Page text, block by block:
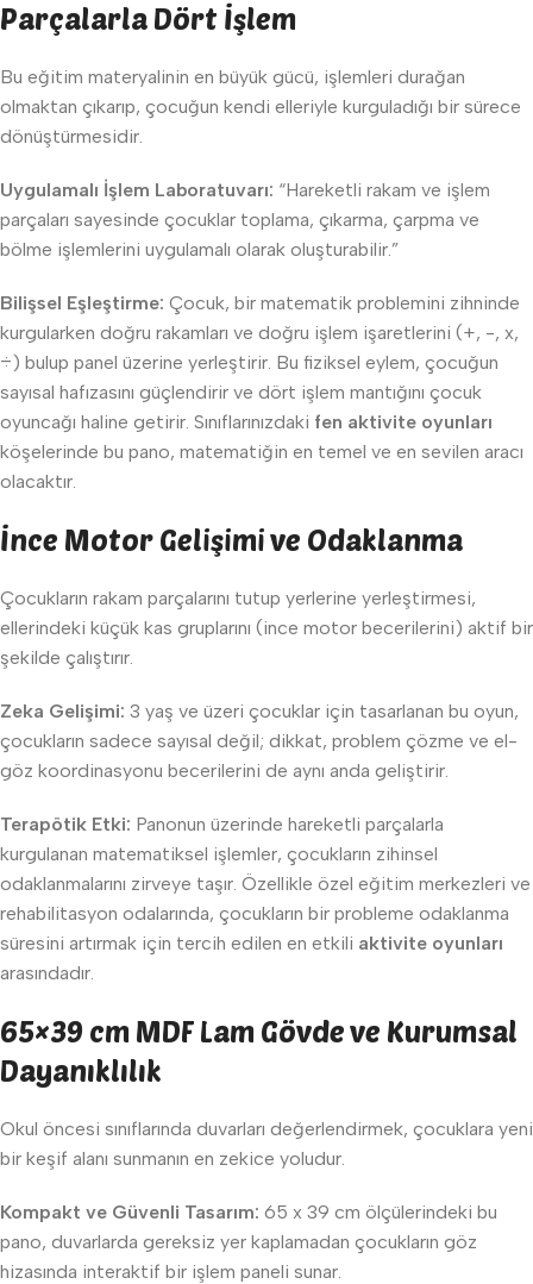
Parçalarla Dört İşlem
Bu eğitim materyalinin en büyük gücü, işlemleri durağan
olmaktan çıkarıp, çocuğun kendi elleriyle kurguladığı bir sürece
dönüştürmesidir.
Uygulamalı İşlem Laboratuvarı: “Hareketli rakam ve işlem
parçaları sayesinde çocuklar toplama, çıkarma, çarpma ve
bölme işlemlerini uygulamalı olarak oluşturabilir.”
Bilişsel Eşleştirme: Çocuk, bir matematik problemini zihninde
kurgularken doğru rakamları ve doğru işlem işaretlerini (+, -, x,
÷) bulup panel üzerine yerleştirir. Bu fiziksel eylem, çocuğun
sayısal hafızasını güçlendirir ve dört işlem mantığını çocuk
oyuncağı haline getirir. Sınıflarınızdaki fen aktivite oyunları
köşelerinde bu pano, matematiğin en temel ve en sevilen aracı
olacaktır.
İnce Motor Gelişimi ve Odaklanma
Çocukların rakam parçalarını tutup yerlerine yerleştirmesi,
ellerindeki küçük kas gruplarını (ince motor becerilerini) aktif bir
şekilde çalıştırır.
Zeka Gelişimi: 3 yaş ve üzeri çocuklar için tasarlanan bu oyun,
çocukların sadece sayısal değil; dikkat, problem çözme ve el-
göz koordinasyonu becerilerini de aynı anda geliştirir.
Terapötik Etki: Panonun üzerinde hareketli parçalarla
kurgulanan matematiksel işlemler, çocukların zihinsel
odaklanmalarını zirveye taşır. Özellikle özel eğitim merkezleri ve
rehabilitasyon odalarında, çocukların bir probleme odaklanma
süresini artırmak için tercih edilen en etkili aktivite oyunları
arasındadır.
65×39 cm MDF Lam Gövde ve Kurumsal
Dayanıklılık
Okul öncesi sınıflarında duvarları değerlendirmek, çocuklara yeni
bir keşif alanı sunmanın en zekice yoludur.
Kompakt ve Güvenli Tasarım: 65 x 39 cm ölçülerindeki bu
pano, duvarlarda gereksiz yer kaplamadan çocukların göz
hizasında interaktif bir işlem paneli sunar.